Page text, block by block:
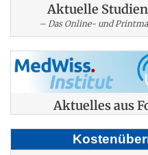
Aktuelle
– Das Online- und
Aktuelles aus